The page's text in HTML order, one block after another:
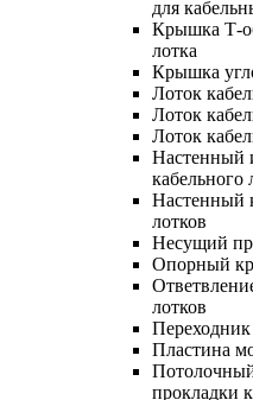
для
Крышка Т-
лотка
Крышка
Лоток
Лоток
Лоток
Настенный
кабельного
Настенный
лотков
Несущий
Опорный
лотков
Переходник
Пластина
прокладки